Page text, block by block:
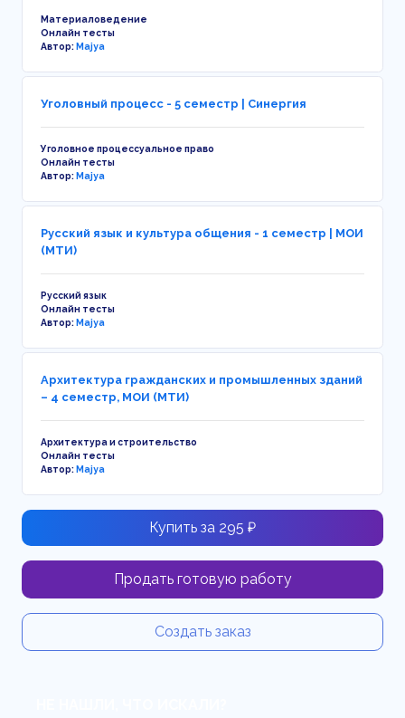
Материаловедение
Онлайн тесты
Автор:Majya
Уголовный процесс - 5 семестр | Синергия
Уголовное процессуальное право
Онлайн тесты
Автор:Majya
Русский язык и культура общения - 1 семестр | МОИ
(МТИ)
Русский язык
Онлайн тесты
Автор:Majya
Архитектура гражданских и промышленных зданий
– 4 семестр, МОИ (МТИ)
Архитектура и строительство
Онлайн тесты
Автор:Majya
Купить за 295 ₽
Продать готовую работу
Создать заказ